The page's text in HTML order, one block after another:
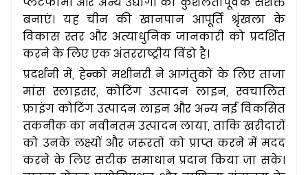
बनाएं। यह चीन की खानपान आपूर्ति श्रृंखला के
विकास स्तर और अत्याधुनिक जानकारी को प्रदर्शित
करने के लिए एक अंतरराष्ट्रीय विंडो है।
प्रदर्शनी में, हेन्को मशीनरी ने आगंतुकों के लिए ताजा
मांस स्लाइसर, कोटिंग उत्पादन लाइन, स्वचालित
फ्राइंग कोटिंग उत्पादन लाइन और अन्य नई विकसित
तकनीक का नवीनतम उत्पादन लाया, ताकि खरीदारों
को उनके लक्ष्यों और जरूरतों को प्राप्त करने में मदद
करने के लिए सटीक समाधान प्रदान किया जा सके।